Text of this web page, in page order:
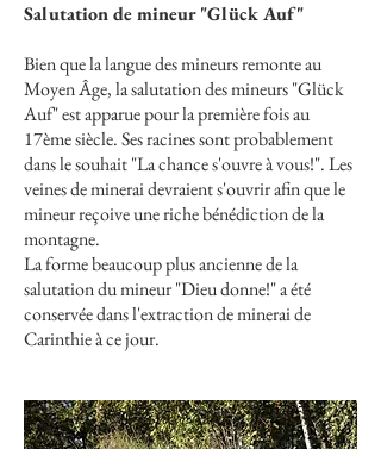
Salutation de mineur "Glück Auf"
Bien que la langue des mineurs remonte au
Moyen Âge, la salutation des mineurs "Glück
Auf" est apparue pour la première fois au
17ème siècle. Ses racines sont probablement
dans le souhait "La chance s'ouvre à vous!". Les
veines de minerai devraient s'ouvrir afin que le
mineur reçoive une riche bénédiction de la
montagne.
La forme beaucoup plus ancienne de la
salutation du mineur "Dieu donne!" a été
conservée dans l'extraction de minerai de
Carinthie à ce jour.